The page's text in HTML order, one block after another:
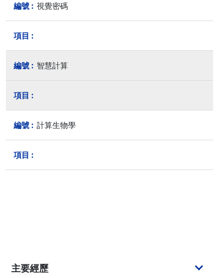
視覺密碼
智慧計算
計算生物學
主要經歷